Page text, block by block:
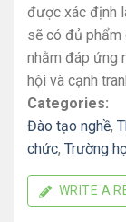
được xác định
sẽ có đủ phẩm
nhằm đáp ứng
hội và cạnh
Categories:
Đào tạo nghề,
chức, Trường
WRITE A